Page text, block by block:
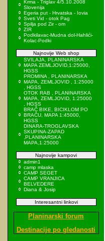
Krma - Triglav 4/5.10.2008
Slovenija
Egeria put - Hrvatska - Iovia
Sveti Vid - otok Pag
Spilja pod Zir - om
ZIR
Podkilavac-Mudna dol-Hahlići-
Kolac-Podki
Najnovije Web shop
SVILAJA, PLANINARSKA
MAPA ZEMLJOVID,1:25000,
HGSS
PROMINA , PLANINARSKA
MAPA, ZEMLJOVID , 1:25000
, HGSS
OTOK RAB , PLANINARSKA
MAPA, ZEMLJOVID, 1:25000
, HGSS
BRAČ BIKE, BICIKLOM PO
BRAČU, MAPA 1:45000,
HGSS
DINARA-TROGLAVSKA
SKUPINA-ZAPAD
,PLANINARSKA
MAPA,1:25000
Najnovije kampovi
admin1
camp mlaska
CAMP SEGET
CAMP VRANJICA
BELVEDERE
Diana & Josip
Interesantni linkovi
Planinarski forum
Destinacije po gledanosti